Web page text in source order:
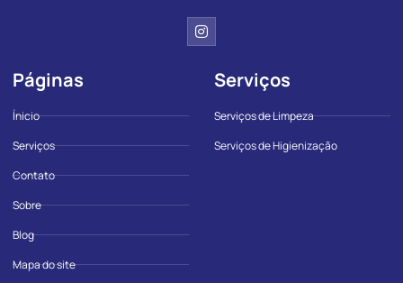
Páginas
Ínicio
Serviços
Contato
Sobre
Blog
Mapa do site
Serviços
Serviços de Limpeza
Serviços de Higienização